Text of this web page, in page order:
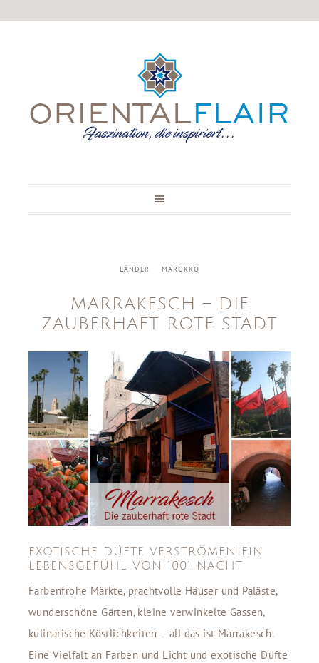
LÄNDER MAROKKO
MARRAKESCH – DIE
ZAUBERHAFT ROTE STADT
EXOTISCHE DÜFTE VERSTRÖMEN EIN
LEBENSGEFÜHL VON 1001 NACHT
Farbenfrohe Märkte, prachtvolle Häuser und Paläste,
wunderschöne Gärten, kleine verwinkelte Gassen,
kulinarische Köstlichkeiten – all das ist Marrakesch.
Eine Vielfalt an Farben und Licht und exotische Düfte